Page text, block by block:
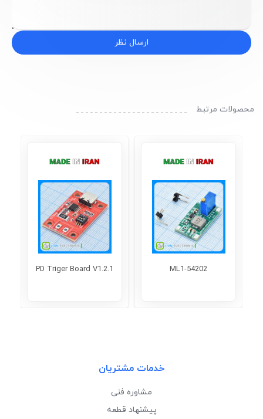
ارسال نظر
محصولات مرتبط
ML1-54202
PD Triger Board V1.2.1
خدمات مشتریان
مشاوره فنی
پیشنهاد قطعه